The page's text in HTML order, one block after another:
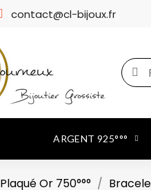
contact@cl-bijoux.fr
ARGENT 925°°°
Plaqué Or 750°°°